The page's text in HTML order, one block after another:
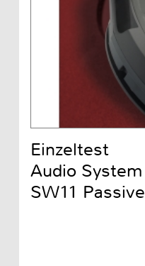
Einzeltest
Audio System
SW11 Passive